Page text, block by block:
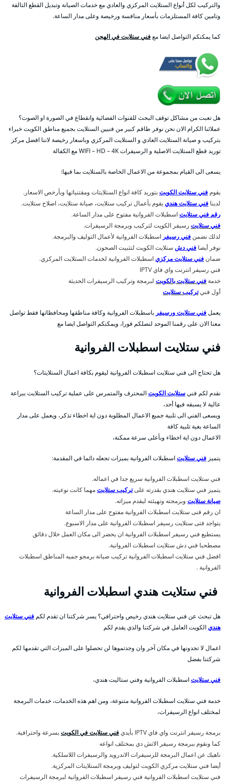
والتركيب لكل أنواع الستلايت المركزي والعادي مع خدمات الصيانة وتبديل القطع التالفة
وتامين كافة المستلزمات بأسعار منافسة ورخيصة وعلى مدار الساعة.
كما يمكنكم التواصل ايضا معفني ستلايت في الهجن
هل تعبت من مشاكل توقف البحث للقنوات الفضائية وانقطاع في الصورة او الصوت؟
عملائنا الكرام الان نحن نوفر طاقم كبير من فنيين الستلايت بجميع مناطق الكويت خبراء
بتركيب و صيانة الستلايت العادي و الستلايت المركزي وباسعار رخيصة لاننا افضل مركز
توريد قطع الستلايت الاصلية و الرسيفرات WIFI – HD – 4K مع الكفالة
يسعى الى القيام بمجموعة من الاعمال الخاصة بالستلايت بما فيها:
يقوم فني ستلايت الكويتبتوريد كافة انواع الستلايتات ومقتنياتها وبأرخص الاسعار.
لدينا فني ستلايت هندييقوم بأعمال تركيب ستلايت، صيانة ستلايت، اصلاح ستلايت.
رقم فني ستلايتاسطبلات الفروانية مفتوح على مدار الساعة.
فني ستلايت رسيفر الكويت لتركيب وبرمجة الرسيفرات.
لذلك نضمن فني رسيفر اسطبلات الفروانية لأعمال التوليف والبرمجة.
نوفر أيضا فني دش ستلايت الكويت لتثبيت الصحون.
ضمان فني ستلايت مركزياسطبلات الفروانية لخدمات الستلايت المركزي.
فني رسيفر انترنت واي فاي IPTV
خدمة فني ستلايت بالكويت لبرمجة وتركيب الرسيفرات الحديثة
أول فنيتركيب ستلايت
يعملفني ستلايت ورسيفر باسطبلات الفروانية وكافة مناطقها ومحافظاتها فقط تواصل
معنا الان على رقمنا الموحد لنصلكم فورا، ويمكنكم التواصل ايضا مع
فني ستلايت اسطبلات الفروانية
هل تحتاج الى فني ستلايت اسطبلات الفروانية ليقوم بكافة اعمال الستلايتات؟
نقدم لكم فنيستلايت الكويتالمحترف والمتمرس على عملية تركيب الستلايت ببراعة
عالية لا يسبقه فيها أحد،
ويسعى الفني الى تلبية جميع الاعمال المطلوبة دون اية اخطاء تذكر، ويعمل على مدار
الساعة بغية تلبية كافة
الاعمال دون اية اخطاء وبأعلى سرعة ممكنة،
يتميز فني ستلايتاسطبلات الفروانية بميزات تجعله دائما في المقدمة:
فني ستلايت اسطبلات الفروانية سريع جدا في اعماله.
يتميز فني ستلايت هندي بقدرته علىتركيب ستلايتمهما كانت نوعيته.
صيانة ستلايت وبرمجته وتهيئته ليقدم ميزاته.
ان رقم فنى ستلايت اسطبلات الفروانية مفتوح على مدار الساعة
يتواجد فتى ستلايت رسيفر اسطبلات الفروانية على مدار الاسبوع.
يستطيع فني رسيفر اسطبلات الفروانية ان يحضر الى مكان العمل خلال دقائق
مصطحبا فني دش ستلايت اسطبلات الفروانية.
افضل فني ستلايت اسطبلات الفروانية تركيب صيانة برمجو جميه المناطق اسطبلات
الفروانية .
فني ستلايت هندي اسطبلات الفروانية
هل تبحث عن فني ستلايت هندي رخيص واحترافي؟ يسر شركتنا ان تقدم لكم فني ستلايت
هنديالكويت العامل في شركتنا والذي يقدم لكم
اعمال لا تجدونها في مكان آخر وان وجدتموها لن تحصلوا على الميزات التي تقدمها لكم
شركتنا بفضل
فني ستلايتاسطبلات الفروانية وفني ستاليت هندي،
خدمة فني ستلايت اسطبلات الفروانية متنوعة، ومن اهم هذه الخدمات، خدمات البرمجة
لمختلف انواع الرسيفرات،
برمجة رسيفر انترنت واي فاي IPTV بأيدي فني ستلايت في الكويتبسرعة واحترافية.
كما ونقوم ببرمجة رسيفر الاتش دي بمختلف انواعه
ناهيك عن اعمال البرمجة للرسيفرات الاندرويد والرسيفرات اللاسلكية.
أيضا فني ستلايت مركزي الكويت لتوليف وبرمجة الستلايتات المركزية.
فني ستلايت اسطبلات الفروانية فني رسيفر اسطبلات الفروانية لبرمجة الرسيفرات